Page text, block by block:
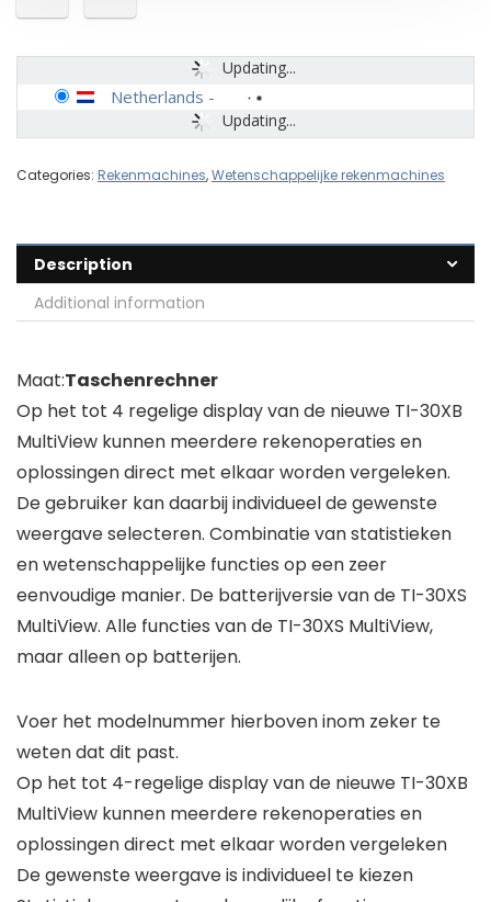
Updating...
Updating...
Netherlands -
Categories: Rekenmachines,Wetenschappelijke rekenmachines
Description
Additional information
Maat:Taschenrechner
Op het tot 4 regelige display van de nieuwe TI-30XB
MultiView kunnen meerdere rekenoperaties en
oplossingen direct met elkaar worden vergeleken.
De gebruiker kan daarbij individueel de gewenste
weergave selecteren. Combinatie van statistieken
en wetenschappelijke functies op een zeer
eenvoudige manier. De batterijversie van de TI-30XS
MultiView. Alle functies van de TI-30XS MultiView,
maar alleen op batterijen.
Voer het modelnummer hierboven inom zeker te
weten dat dit past.
Op het tot 4-regelige display van de nieuwe TI-30XB
MultiView kunnen meerdere rekenoperaties en
oplossingen direct met elkaar worden vergeleken
De gewenste weergave is individueel te kiezen